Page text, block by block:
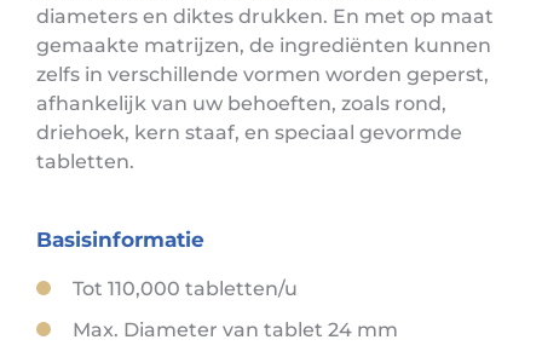
diameters en diktes drukken. En met op maat
gemaakte matrijzen, de ingrediënten kunnen
zelfs in verschillende vormen worden geperst,
afhankelijk van uw behoeften, zoals rond,
driehoek, kern staaf, en speciaal gevormde
tabletten.
Basisinformatie
Tot 110,000 tabletten/u
Max. Diameter van tablet 24 mm